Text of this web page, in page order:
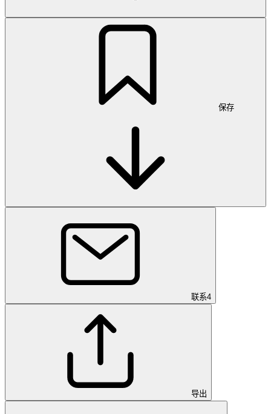
保存
联系4
导出